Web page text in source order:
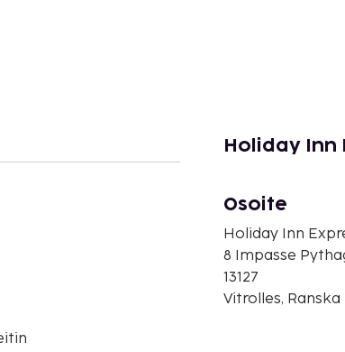
Holiday Inn
Osoite
Holiday Inn
8 Impasse
13127
Vitrolles, Ranska